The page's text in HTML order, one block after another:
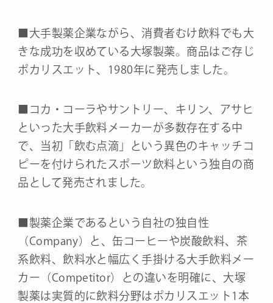
■大手製薬企業ながら、消費者むけ飲料でも大
きな成功を収めている大塚製薬。商品はご存じ
ポカリスエット、1980年に発売しました。
■コカ・コーラやサントリー、キリン、アサヒ
といった大手飲料メーカーが多数存在する中
で、当初「飲む点滴」という異色のキャッチコ
ピーを付けられたスポーツ飲料という独自の商
品として発売されました。
■製薬企業であるという自社の独自性
（Company）と、缶コーヒーや炭酸飲料、茶
系飲料、飲料水と幅広く手掛ける大手飲料メー
カー（Competitor）との違いを明確に、大塚
製薬は実質的に飲料分野はポカリスエット1本